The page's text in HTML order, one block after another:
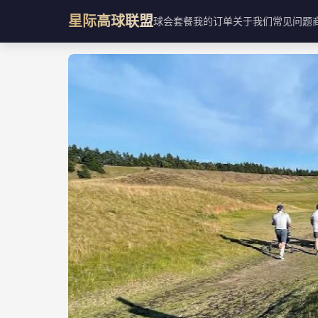
星际高球联盟球会套餐我的订单关于我们常见问题